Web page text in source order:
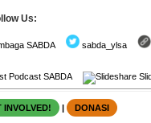
Us:
SABDA sabda_ylsa
Podcast SABDA
INVOLVED! | DONASI